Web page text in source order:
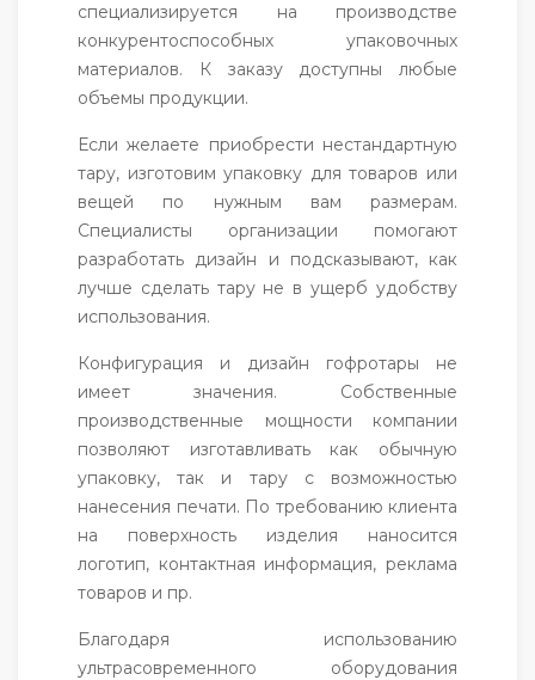
специализируется на производстве
конкурентоспособных упаковочных
материалов. К заказу доступны любые
объемы продукции.
Если желаете приобрести нестандартную
тару, изготовим упаковку для товаров или
вещей по нужным вам размерам.
Специалисты организации помогают
разработать дизайн и подсказывают, как
лучше сделать тару не в ущерб удобству
использования.
Конфигурация и дизайн гофротары не
имеет значения. Собственные
производственные мощности компании
позволяют изготавливать как обычную
упаковку, так и тару с возможностью
нанесения печати. По требованию клиента
на поверхность изделия наносится
логотип, контактная информация, реклама
товаров и пр.
Благодаря использованию
ультрасовременного оборудования